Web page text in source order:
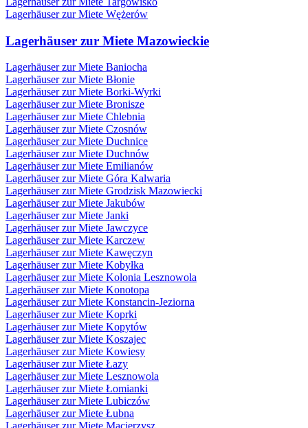
Lagerhäuser zur Miete Wężerów
Lagerhäuser zur Miete Mazowieckie
Lagerhäuser zur Miete Baniocha
Lagerhäuser zur Miete Błonie
Lagerhäuser zur Miete Borki-Wyrki
Lagerhäuser zur Miete Bronisze
Lagerhäuser zur Miete Chlebnia
Lagerhäuser zur Miete Czosnów
Lagerhäuser zur Miete Duchnice
Lagerhäuser zur Miete Duchnów
Lagerhäuser zur Miete Emilianów
Lagerhäuser zur Miete Góra Kalwaria
Lagerhäuser zur Miete Grodzisk Mazowiecki
Lagerhäuser zur Miete Jakubów
Lagerhäuser zur Miete Janki
Lagerhäuser zur Miete Jawczyce
Lagerhäuser zur Miete Karczew
Lagerhäuser zur Miete Kawęczyn
Lagerhäuser zur Miete Kobyłka
Lagerhäuser zur Miete Kolonia Lesznowola
Lagerhäuser zur Miete Konotopa
Lagerhäuser zur Miete Konstancin-Jeziorna
Lagerhäuser zur Miete Koprki
Lagerhäuser zur Miete Kopytów
Lagerhäuser zur Miete Koszajec
Lagerhäuser zur Miete Kowiesy
Lagerhäuser zur Miete Łazy
Lagerhäuser zur Miete Lesznowola
Lagerhäuser zur Miete Łomianki
Lagerhäuser zur Miete Lubiczów
Lagerhäuser zur Miete Łubna